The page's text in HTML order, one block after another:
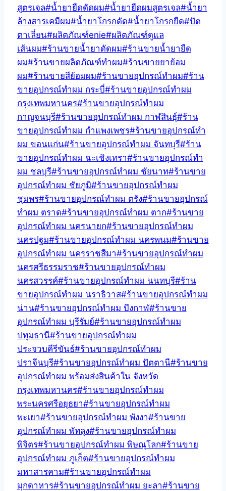
สูตรเจล#น้ำยายืดดัดผม#น้ำยายืดผมสูตรเจล#น้ำยา
ล้างสารเคมีผม#น้ำยาโกรกดัด#น้ำยาโกรกยืด#ปัต
ตาเลี่ยน#ผลิตภัณฑ์enie#ผลิตภัณฑ์ดูแล
เส้นผม#ร้านขายน้ำยาดัดผม#ร้านขายน้ำยายืด
ผม#ร้านขายผลิตภัณฑ์ทําผม#ร้านขายยาย้อม
ผม#ร้านขายสีย้อมผม#ร้านขายอุปกรณ์ทำผม#ร้าน
ขายอุปกรณ์ทำผม กระบี่#ร้านขายอุปกรณ์ทำผม
กรุงเทพมหานคร#ร้านขายอุปกรณ์ทำผม
กาญจนบุรี#ร้านขายอุปกรณ์ทำผม กาฬสินธุ์#ร้าน
ขายอุปกรณ์ทำผม กำแพงเพชร#ร้านขายอุปกรณ์ทำ
ผม ขอนแก่น#ร้านขายอุปกรณ์ทำผม จันทบุรี#ร้าน
ขายอุปกรณ์ทำผม ฉะเชิงเทรา#ร้านขายอุปกรณ์ทำ
ผม ชลบุรี#ร้านขายอุปกรณ์ทำผม ชัยนาท#ร้านขาย
อุปกรณ์ทำผม ชัยภูมิ#ร้านขายอุปกรณ์ทำผม
ชุมพร#ร้านขายอุปกรณ์ทำผม ตรัง#ร้านขายอุปกรณ์
ทำผม ตราด#ร้านขายอุปกรณ์ทำผม ตาก#ร้านขาย
อุปกรณ์ทำผม นครนายก#ร้านขายอุปกรณ์ทำผม
นครปฐม#ร้านขายอุปกรณ์ทำผม นครพนม#ร้านขาย
อุปกรณ์ทำผม นครราชสีมา#ร้านขายอุปกรณ์ทำผม
นครศรีธรรมราช#ร้านขายอุปกรณ์ทำผม
นครสวรรค์#ร้านขายอุปกรณ์ทำผม นนทบุรี#ร้าน
ขายอุปกรณ์ทำผม นราธิวาส#ร้านขายอุปกรณ์ทำผม
น่าน#ร้านขายอุปกรณ์ทำผม บึงกาฬ#ร้านขาย
อุปกรณ์ทำผม บุรีรัมย์#ร้านขายอุปกรณ์ทำผม
ปทุมธานี#ร้านขายอุปกรณ์ทำผม
ประจวบคีรีขันธ์#ร้านขายอุปกรณ์ทำผม
ปราจีนบุรี#ร้านขายอุปกรณ์ทำผม ปัตตานี#ร้านขาย
อุปกรณ์ทำผม พร้อมส่งสินค้าใน จังหวัด
กรุงเทพมหานคร#ร้านขายอุปกรณ์ทำผม
พระนครศรีอยุธยา#ร้านขายอุปกรณ์ทำผม
พะเยา#ร้านขายอุปกรณ์ทำผม พังงา#ร้านขาย
อุปกรณ์ทำผม พัทลุง#ร้านขายอุปกรณ์ทำผม
พิจิตร#ร้านขายอุปกรณ์ทำผม พิษณุโลก#ร้านขาย
อุปกรณ์ทำผม ภูเก็ต#ร้านขายอุปกรณ์ทำผม
มหาสารคาม#ร้านขายอุปกรณ์ทำผม
มุกดาหาร#ร้านขายอุปกรณ์ทำผม ยะลา#ร้านขาย